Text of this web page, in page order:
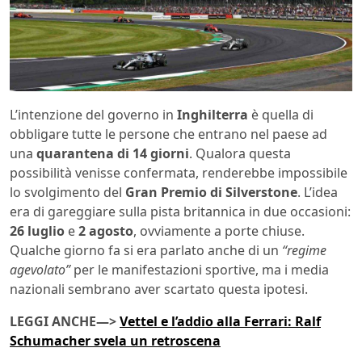
L’intenzione del governo in Inghilterra è quella di
obbligare tutte le persone che entrano nel paese ad
una quarantena di 14 giorni. Qualora questa
possibilità venisse confermata, renderebbe impossibile
lo svolgimento del Gran Premio di Silverstone. L’idea
era di gareggiare sulla pista britannica in due occasioni:
26 luglio e2 agosto, ovviamente a porte chiuse.
Qualche giorno fa si era parlato anche di un “regime
agevolato”per le manifestazioni sportive, ma i media
nazionali sembrano aver scartato questa ipotesi.
LEGGI ANCHE—>Vettel e l’addio alla Ferrari: Ralf
Schumacher svela un retroscena